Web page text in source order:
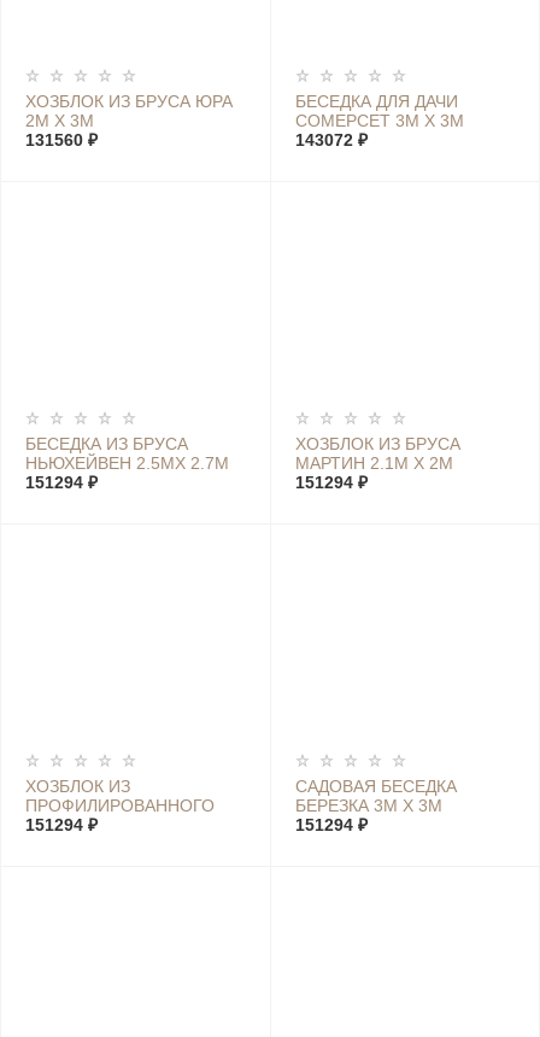
ХОЗБЛОК ИЗ БРУСА ЮРА
2М Х 3М
131560 ₽
БЕСЕДКА ДЛЯ ДАЧИ
СОМЕРСЕТ 3М Х 3М
143072 ₽
БЕСЕДКА ИЗ БРУСА
НЬЮХЕЙВЕН 2.5МX 2.7М
151294 ₽
ХОЗБЛОК ИЗ БРУСА
МАРТИН 2.1М Х 2М
151294 ₽
ХОЗБЛОК ИЗ
ПРОФИЛИРОВАННОГО
БРУСА СВЕН 2.2М Х 2.7М
151294 ₽
САДОВАЯ БЕСЕДКА
БЕРЕЗКА 3М Х 3М
151294 ₽